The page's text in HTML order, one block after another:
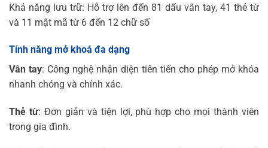
Khả năng lưu trữ: Hỗ trợ lên đến 81 dấu vân tay, 41 thẻ từ
và 11 mật mã từ 6 đến 12 chữ số
Tính năng mở khoá đa dạng
Vân tay: Công nghệ nhận diện tiên tiến cho phép mở khóa
nhanh chóng và chính xác.
Thẻ từ: Đơn giản và tiện lợi, phù hợp cho mọi thành viên
trong gia đình.